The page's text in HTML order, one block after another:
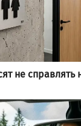
не справлять